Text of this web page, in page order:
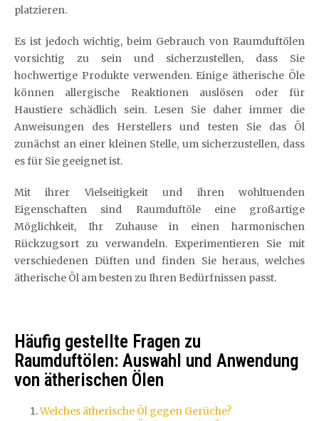
platzieren.
Es ist jedoch wichtig, beim Gebrauch von Raumduftölen
vorsichtig zu sein und sicherzustellen, dass Sie
hochwertige Produkte verwenden. Einige ätherische Öle
können allergische Reaktionen auslösen oder für
Haustiere schädlich sein. Lesen Sie daher immer die
Anweisungen des Herstellers und testen Sie das Öl
zunächst an einer kleinen Stelle, um sicherzustellen, dass
es für Sie geeignet ist.
Mit ihrer Vielseitigkeit und ihren wohltuenden
Eigenschaften sind Raumduftöle eine großartige
Möglichkeit, Ihr Zuhause in einen harmonischen
Rückzugsort zu verwandeln. Experimentieren Sie mit
verschiedenen Düften und finden Sie heraus, welches
ätherische Öl am besten zu Ihren Bedürfnissen passt.
Häufig gestellte Fragen zu
Raumduftölen: Auswahl und Anwendung
von ätherischen Ölen
Welches ätherische Öl gegen Gerüche?